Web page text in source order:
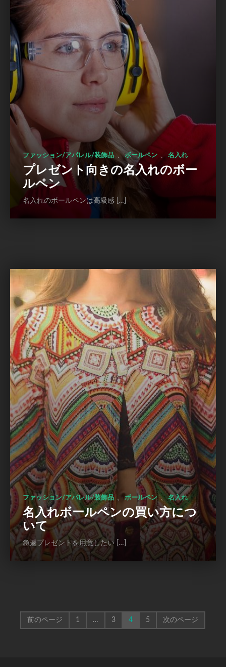
ファッション/アパレル/装飾品 、ボールペン 名入れ
プレゼント向きの名入れのボー
ルペン
名入れのボールペンは高級感 […]
ファッション/アパレル/装飾品 、ボールペン 、 名入れ
名入れボールペンの買い方につ
いて
急遽プレゼントを用意したい […]
前のページ 1 … 3 4 5 次のページ